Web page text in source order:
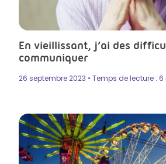
En vieillissant, j’ai des
communiquer
26 septembre 2023 • Temps de lecture : 6